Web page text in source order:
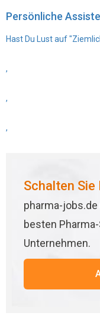
Persönliche
Hast Du Lust auf
,
,
,
Schalten Sie
pharma-
besten
Unternehmen.